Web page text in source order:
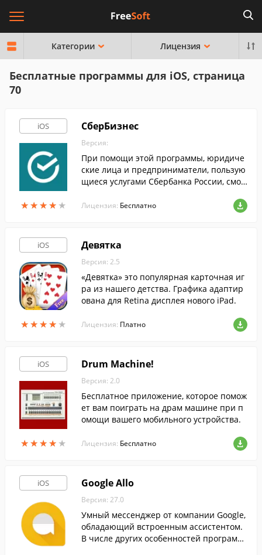
Категории Лицензия
Бесплатные программы для iOS, страница
70
iOS
★★★★ ★
★★★★ ★
СберБизнес
Версия:
При помощи этой программы, юридиче
ские лица и предприниматели, пользую
щиеся услугами Сбербанка России, смог
и управлять счетами компании в любой
Лицензия: Бесплатно
iOS
★★★★ ★
★★★★ ★
Девятка
Версия: 2.5
«Девятка» это популярная карточная иг
ра из нашего детства. Графика адаптир
ована для Retina дисплея нового iPad.
Лицензия: Платно
iOS
★★★★ ★
★★★★ ★
Drum Machine!
Версия: 2.0
Бесплатное приложение, которое помож
ет вам поиграть на драм машине при п
омощи вашего мобильного устройства.
Лицензия: Бесплатно
iOS Google Allo
Версия: 27.0
Умный мессенджер от компании Google,
обладающий встроенным ассистентом.
В числе других особенностей программ